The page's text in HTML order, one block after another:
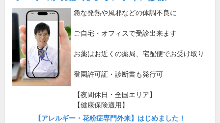
急な発熱や風邪などの体調不良に
ご自宅・オフィスで受診出来ます
お薬はお近くの薬局、宅配便でお受け取り
登園許可証・診断書も発行可
【夜間休日・全国エリア】
【健康保険適用】
【アレルギー・花粉症専門外来】はじめました！